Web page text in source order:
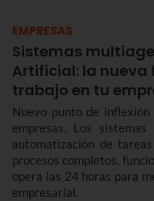
EMPRESAS
Sistemas
Artificial: la nueva
trabajo en tu
Nuevo punto de
empresas. Los
automatización de
procesos completos,
opera las 24 horas para
empresarial.